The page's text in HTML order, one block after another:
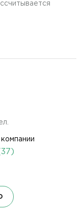
компании